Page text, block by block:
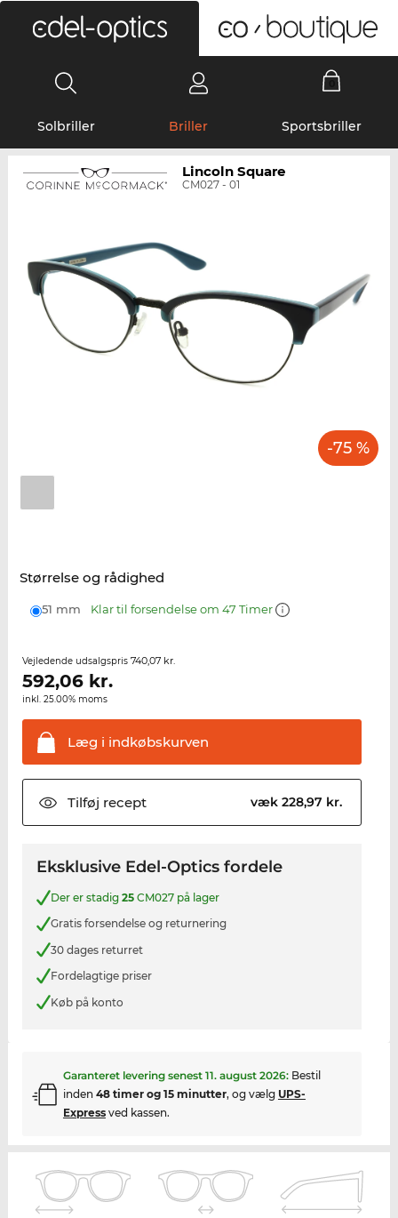
Solbriller Briller Sportsbriller
Lincoln Square
CM027 - 01
-75 %
Størrelse og rådighed
51 mm Klar til forsendelse om 47 Timer
Vejledende udsalgspris 740,07 kr.
592,06kr.
inkl. 25.00% moms
Læg i indkøbskurven
Tilføj recept væk 228,97 kr.
Eksklusive Edel-Optics fordele
Der er stadig 25CM027 på lager
Gratis forsendelse og returnering
30 dages returret
Fordelagtige priser
Køb på konto
Garanteret levering senest 11. august 2026: Bestil
inden 48 timer og 15 minutter, og vælg UPS-
Expressved kassen.